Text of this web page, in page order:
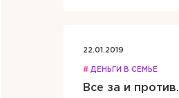
22.01.2019
# ДЕНЬГИ В СЕМЬЕ
Все за и против.